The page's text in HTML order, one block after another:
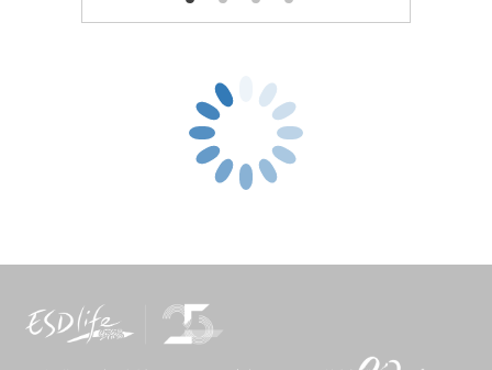
美妝著數優惠｜XOVE：白松露護膚體驗套
裝 $900（原值$2,516）